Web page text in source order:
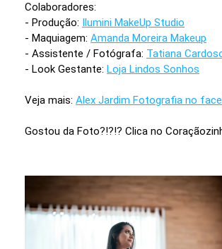
Colaboradores:
- Produção: Ilumini MakeUp Studio
- Maquiagem: Amanda Moreira Makeup
- Assistente / Fotógrafa: Tatiana
- Look Gestante: Loja Lindos Sonhos
Veja mais: Alex Jardim Fotografia no
Gostou da Foto?!?!? Clica no